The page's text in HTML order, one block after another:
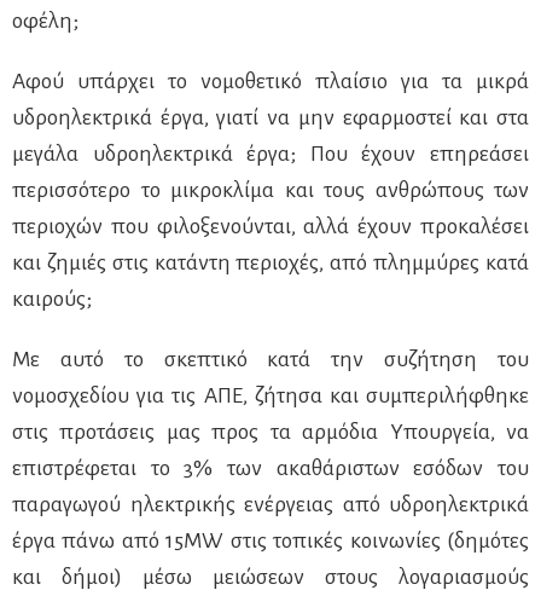
οφέλη;
Αφού υπάρχει το νομοθετικό πλαίσιο για τα μικρά
υδροηλεκτρικά έργα, γιατί να μην εφαρμοστεί και στα
μεγάλα υδροηλεκτρικά έργα; Που έχουν επηρεάσει
περισσότερο το μικροκλίμα και τους ανθρώπους των
περιοχών που φιλοξενούνται, αλλά έχουν προκαλέσει
και ζημιές στις κατάντη περιοχές, από πλημμύρες κατά
καιρούς;
Με αυτό το σκεπτικό κατά την συζήτηση του
νομοσχεδίου για τις ΑΠΕ, ζήτησα και συμπεριλήφθηκε
στις προτάσεις μας προς τα αρμόδια Υπουργεία, να
επιστρέφεται το 3% των ακαθάριστων εσόδων του
παραγωγού ηλεκτρικής ενέργειας από υδροηλεκτρικά
έργα πάνω από 15MW στις τοπικές κοινωνίες (δημότες
και δήμοι) μέσω μειώσεων στους λογαριασμούς